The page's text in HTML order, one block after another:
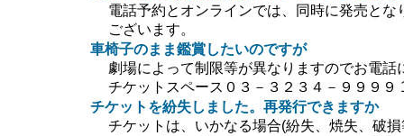
電話予約とオンラインでは、同時に発売と
ございます。
車椅子のまま鑑賞したいのですが
劇場によって制限等が異なりますのでお電話
チケットスペース０３－３２３４－９９９９
チケットを紛失しました。再発行できますか
チケットは、いかなる場合(紛失、焼失、破